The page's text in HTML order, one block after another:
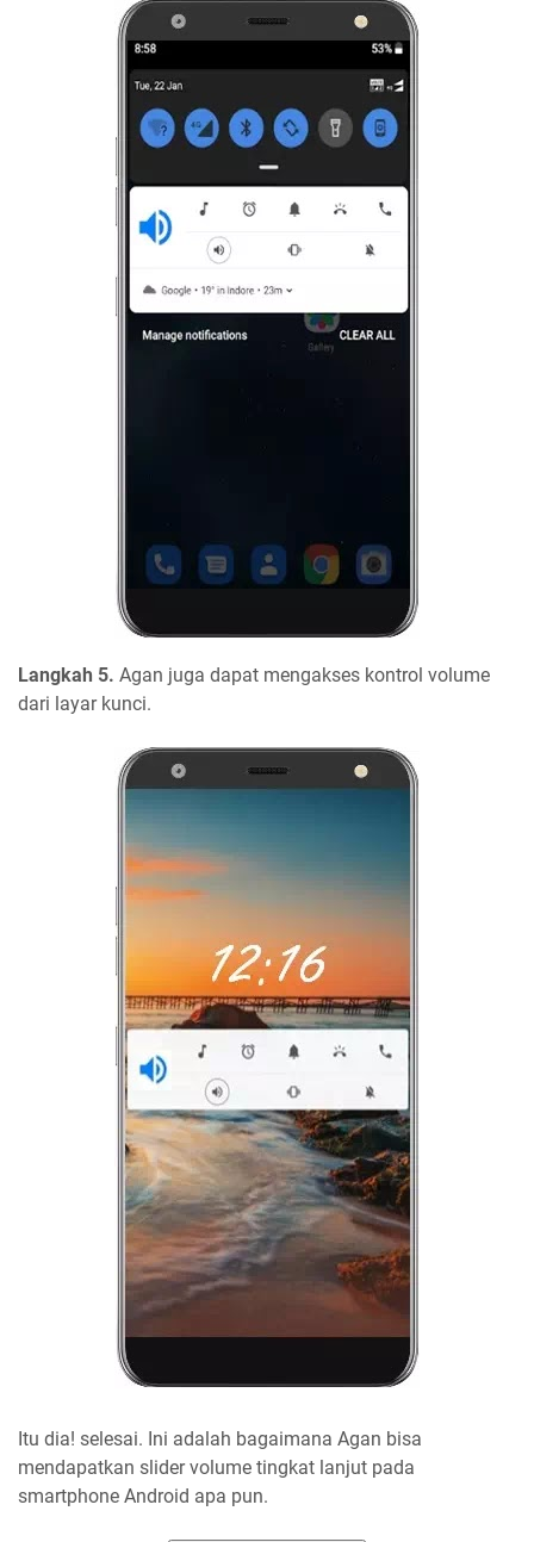
Langkah 5. Agan juga dapat mengakses kontrol volume
dari layar kunci.
Itu dia! selesai. Ini adalah bagaimana Agan bisa
mendapatkan slider volume tingkat lanjut pada
smartphone Android apa pun.